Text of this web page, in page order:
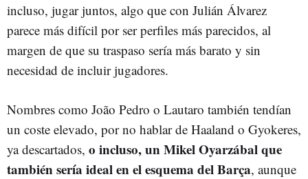
incluso, jugar juntos, algo que con Julián Álvarez
parece más difícil por ser perfiles más parecidos, al
margen de que su traspaso sería más barato y sin
necesidad de incluir jugadores.
Nombres como João Pedro o Lautaro también tendían
un coste elevado, por no hablar de Haaland o Gyokeres,
ya descartados, o incluso, un Mikel Oyarzábal que
también sería ideal en el esquema del Barça, aunque